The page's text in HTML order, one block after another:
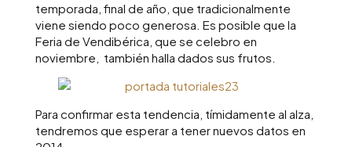
temporada, final de año, que tradicionalmente
viene siendo poco generosa. Es posible que la
Feria de Vendibérica, que se celebro en
noviembre, también halla dados sus frutos.
Para confirmar esta tendencia, tímidamente al alza,
tendremos que esperar a tener nuevos datos en